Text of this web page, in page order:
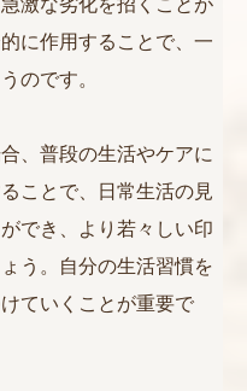
激な劣化を招くことが
に作用することで、一
のです。
、普段の生活やケアに
ことで、日常生活の見
でき、より若々しい印
う。自分の生活習慣を
ていくことが重要で